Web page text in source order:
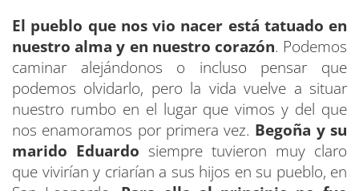
El pueblo que nos vio nacer está tatuado en
nuestro alma y en nuestro corazón. Podemos
caminar alejándonos o incluso pensar que
podemos olvidarlo, pero la vida vuelve a situar
nuestro rumbo en el lugar que vimos y del que
nos enamoramos por primera vez. Begoña y su
marido Eduardo siempre tuvieron muy claro
que vivirían y criarían a sus hijos en su pueblo, en